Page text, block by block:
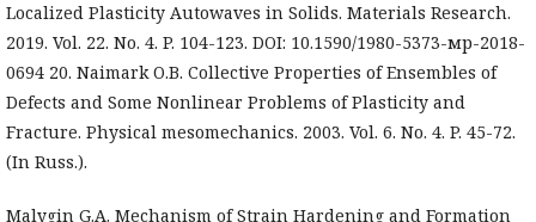
Localized Plasticity Autowaves in Solids. Materials Research.
2019. Vol. 22. No. 4. P. 104-123. DOI: 10.1590/1980-5373-мр-2018-
0694 20. Naimark O.B. Collective Properties of Ensembles of
Defects and Some Nonlinear Problems of Plasticity and
Fracture. Physical mesomechanics. 2003. Vol. 6. No. 4. P. 45-72.
(In Russ.).
Malygin G.A. Mechanism of Strain Hardening and Formation